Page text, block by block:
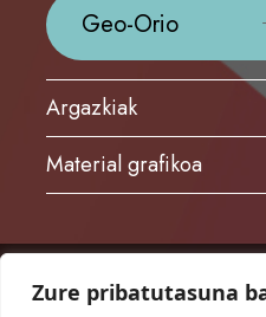
Zure pribatutasuna
Geo-Orio
Argazkiak
Material grafikoa
ORIOKO UDALA